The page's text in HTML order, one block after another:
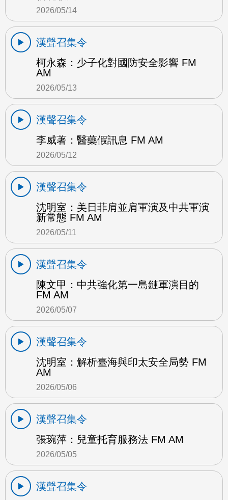
2026/05/14
漢聲召集令
柯永森：少子化對國防安全影響 FM
AM
2026/05/13
漢聲召集令
李威著：醫藥假訊息 FM AM
2026/05/12
漢聲召集令
沈明室：美日菲肩並肩軍演及中共軍演
新常態 FM AM
2026/05/11
漢聲召集令
陳文甲：中共強化第一島鏈軍演目的
FM AM
2026/05/07
漢聲召集令
沈明室：解析臺海與印太安全局勢 FM
AM
2026/05/06
漢聲召集令
張琬萍：兒童托育服務法 FM AM
2026/05/05
漢聲召集令